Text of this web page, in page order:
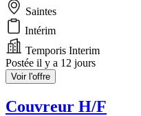
Saintes
Intérim
Temporis Interim
Postée il y a 12 jours
Voir l'offre
Couvreur H/F